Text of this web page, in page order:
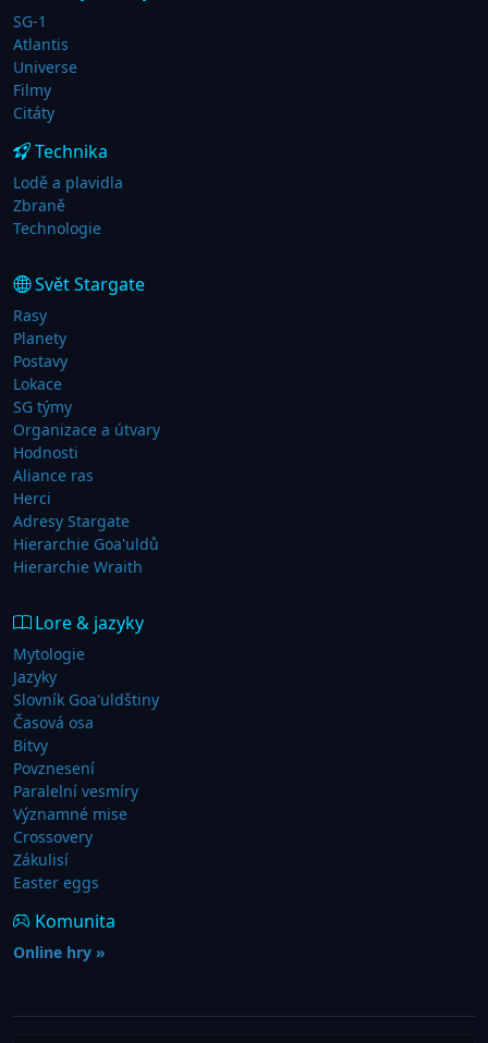
SG-1
Atlantis
Universe
Filmy
Citáty
Technika
Lodě a plavidla
Zbraně
Technologie
Svět Stargate
Rasy
Planety
Postavy
Lokace
SG týmy
Organizace a útvary
Hodnosti
Aliance ras
Herci
Adresy Stargate
Hierarchie Goa'uldů
Hierarchie Wraith
Lore & jazyky
Mytologie
Jazyky
Slovník Goa'uldštiny
Časová osa
Bitvy
Povznesení
Paralelní vesmíry
Významné mise
Crossovery
Zákulisí
Easter eggs
Komunita
Online hry »